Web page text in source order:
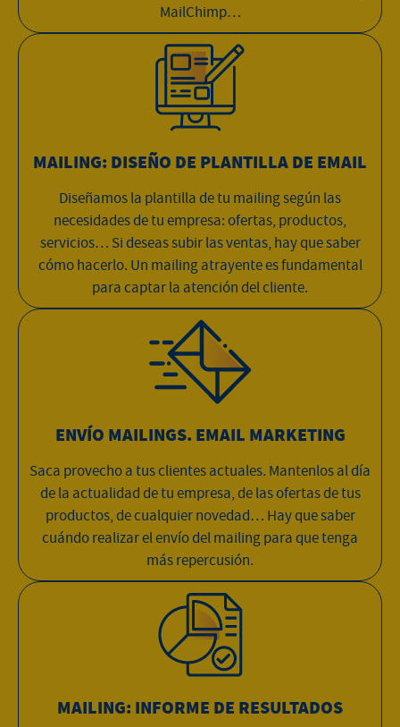
MailChimp…
MAILING: DISEÑO DE PLANTILLA DE EMAIL
Diseñamos la plantilla de tu mailing según las
necesidades de tu empresa: ofertas, productos,
servicios… Si deseas subir las ventas, hay que saber
cómo hacerlo. Un mailing atrayente es fundamental
para captar la atención del cliente.
ENVÍO MAILINGS. EMAIL MARKETING
Saca provecho a tus clientes actuales. Mantenlos al día
de la actualidad de tu empresa, de las ofertas de tus
productos, de cualquier novedad… Hay que saber
cuándo realizar el envío del mailing para que tenga
más repercusión.
MAILING: INFORME DE RESULTADOS